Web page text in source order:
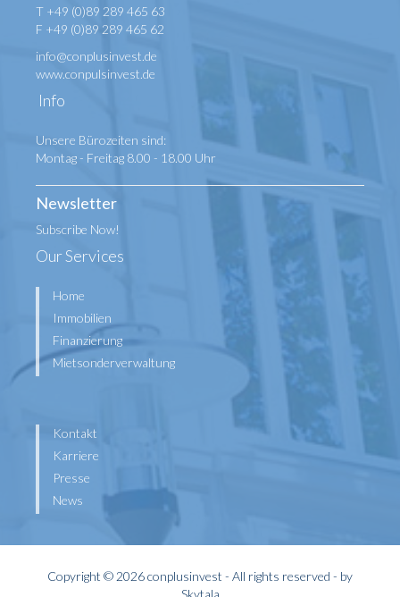
T +49 (0)89 289 465 63
F +49 (0)89 289 465 62
info@conplusinvest.de
www.conpulsinvest.de
Info
Unsere Bürozeiten sind:
Montag - Freitag 8.00 - 18.00 Uhr
Newsletter
Subscribe Now!
Our Services
Home
Immobilien
Finanzierung
Mietsonderverwaltung
Kontakt
Karriere
Presse
News
Copyright © 2026 conplusinvest - All rights reserved - by
Skytala